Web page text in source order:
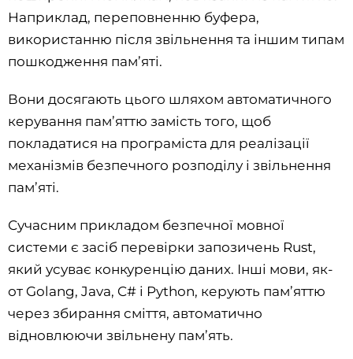
Наприклад, переповненню буфера,
використанню після звільнення та іншим типам
пошкодження пам’яті.
Вони досягають цього шляхом автоматичного
керування пам’яттю замість того, щоб
покладатися на програміста для реалізації
механізмів безпечного розподілу і звільнення
пам’яті.
Сучасним прикладом безпечної мовної
системи є засіб перевірки запозичень Rust,
який усуває конкуренцію даних. Інші мови, як-
от Golang, Java, C# і Python, керують пам’яттю
через збирання сміття, автоматично
відновлюючи звільнену пам’ять.